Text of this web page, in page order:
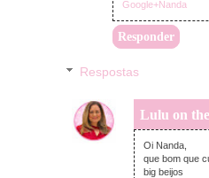
Google+Nanda
Responder
Respostas
Lulu on
Oi Nanda,
que bom que
big beijos